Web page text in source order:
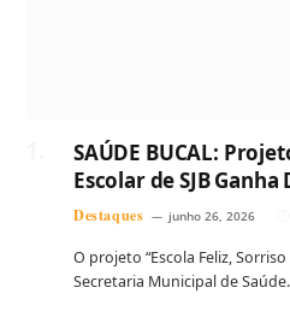
SAÚDE BUCAL:
Escolar de SJB
Destaques junho 26, 2026
O projeto “Escola Feliz,
Secretaria Municipal de